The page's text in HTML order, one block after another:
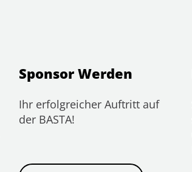
Sponsor Werden
Ihr erfolgreicher Auftritt auf
der BASTA!